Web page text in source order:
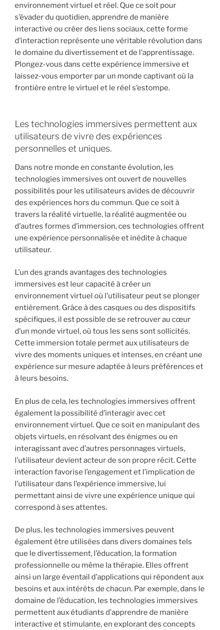
environnement virtuel et réel. Que ce soit pour
s’évader du quotidien, apprendre de manière
interactive ou créer des liens sociaux, cette forme
d’interaction représente une véritable révolution dans
le domaine du divertissement et de l’apprentissage.
Plongez-vous dans cette expérience immersive et
laissez-vous emporter par un monde captivant où la
frontière entre le virtuel et le réel s’estompe.
Les technologies immersives permettent aux
utilisateurs de vivre des expériences
personnelles et uniques.
Dans notre monde en constante évolution, les
technologies immersives ont ouvert de nouvelles
possibilités pour les utilisateurs avides de découvrir
des expériences hors du commun. Que ce soit à
travers la réalité virtuelle, la réalité augmentée ou
d’autres formes d’immersion, ces technologies offrent
une expérience personnalisée et inédite à chaque
utilisateur.
L’un des grands avantages des technologies
immersives est leur capacité à créer un
environnement virtuel où l’utilisateur peut se plonger
entièrement. Grâce à des casques ou des dispositifs
spécifiques, il est possible de se retrouver au cœur
d’un monde virtuel, où tous les sens sont sollicités.
Cette immersion totale permet aux utilisateurs de
vivre des moments uniques et intenses, en créant une
expérience sur mesure adaptée à leurs préférences et
à leurs besoins.
En plus de cela, les technologies immersives offrent
également la possibilité d’interagir avec cet
environnement virtuel. Que ce soit en manipulant des
objets virtuels, en résolvant des énigmes ou en
interagissant avec d’autres personnages virtuels,
l’utilisateur devient acteur de son propre récit. Cette
interaction favorise l’engagement et l’implication de
l’utilisateur dans l’expérience immersive, lui
permettant ainsi de vivre une expérience unique qui
correspond à ses attentes.
De plus, les technologies immersives peuvent
également être utilisées dans divers domaines tels
que le divertissement, l’éducation, la formation
professionnelle ou même la thérapie. Elles offrent
ainsi un large éventail d’applications qui répondent aux
besoins et aux intérêts de chacun. Par exemple, dans le
domaine de l’éducation, les technologies immersives
permettent aux étudiants d’apprendre de manière
interactive et stimulante, en explorant des concepts